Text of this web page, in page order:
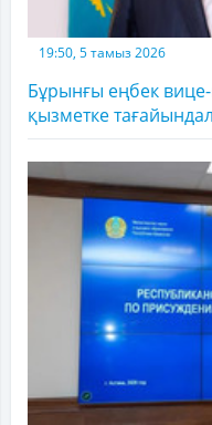
19:50, 5 тамыз 2026
Бұрынғы еңбек
қызметке